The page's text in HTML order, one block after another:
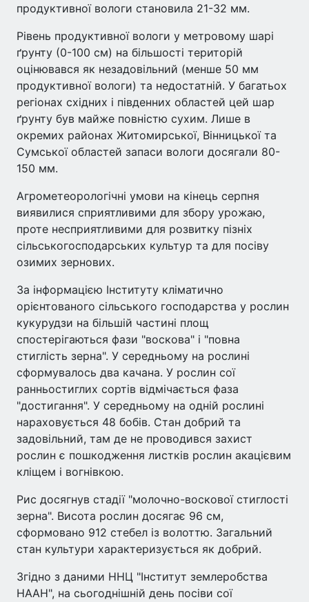
продуктивної вологи становила 21-32 мм.
Рівень продуктивної вологи у метровому шарі
ґрунту (0-100 см) на більшості територій
оцінювався як незадовільний (менше 50 мм
продуктивної вологи) та недостатній. У багатьох
регіонах східних і південних областей цей шар
ґрунту був майже повністю сухим. Лише в
окремих районах Житомирської, Вінницької та
Сумської областей запаси вологи досягали 80-
150 мм.
Агрометеорологічні умови на кінець серпня
виявилися сприятливими для збору урожаю,
проте несприятливими для розвитку пізніх
сільськогосподарських культур та для посіву
озимих зернових.
За інформацією Інституту кліматично
орієнтованого сільського господарства у рослин
кукурудзи на більшій частині площ
спостерігаються фази "воскова" і "повна
стиглість зерна". У середньому на рослині
сформувалось два качана. У рослин сої
ранньостиглих сортів відмічається фаза
"достигання". У середньому на одній рослині
нараховується 48 бобів. Стан добрий та
задовільний, там де не проводився захист
рослин є пошкодження листків рослин акацієвим
кліщем і вогнівкою.
Рис досягнув стадії "молочно-воскової стиглості
зерна". Висота рослин досягає 96 см,
сформовано 912 стебел із волоттю. Загальний
стан культури характеризується як добрий.
Згідно з даними ННЦ "Інститут землеробства
НААН", на сьогоднішній день посіви сої